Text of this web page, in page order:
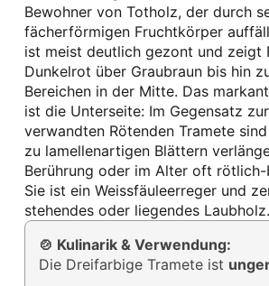
Bewohner von Totholz, der durch
fächerförmigen Fruchtkörper
ist meist deutlich gezont und zeigt
Dunkelrot über Graubraun bis hin
Bereichen in der Mitte. Das
ist die Unterseite: Im Gegensatz
verwandten Rötenden Tramete
zu lamellenartigen Blättern
Berührung oder im Alter oft rötlich-
Sie ist ein Weissfäuleerreger und
stehendes oder liegendes Laubholz.
🍲 Kulinarik & Verwendung:
Die Dreifarbige Tramete ist